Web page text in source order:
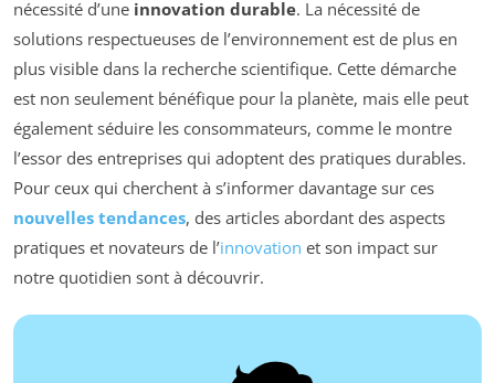
nécessité d’une innovation durable. La nécessité de
solutions respectueuses de l’environnement est de plus en
plus visible dans la recherche scientifique. Cette démarche
est non seulement bénéfique pour la planète, mais elle peut
également séduire les consommateurs, comme le montre
l’essor des entreprises qui adoptent des pratiques durables.
Pour ceux qui cherchent à s’informer davantage sur ces
nouvelles tendances, des articles abordant des aspects
pratiques et novateurs de l’innovation et son impact sur
notre quotidien sont à découvrir.